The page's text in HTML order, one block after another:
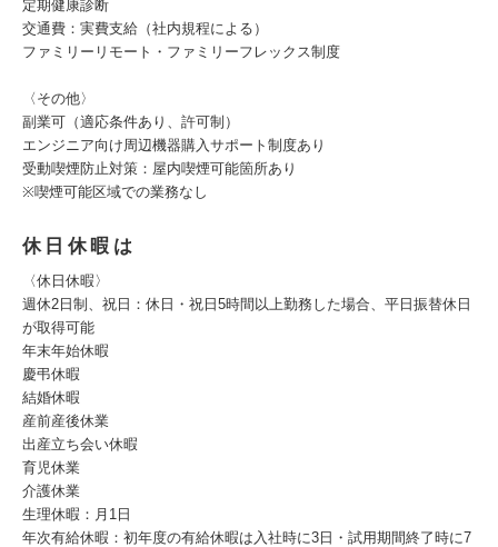
定期健康診断
交通費：実費支給（社内規程による）
ファミリーリモート・ファミリーフレックス制度
〈その他〉
副業可（適応条件あり、許可制）
エンジニア向け周辺機器購入サポート制度あり
受動喫煙防止対策：屋内喫煙可能箇所あり
※喫煙可能区域での業務なし
休日休暇は
〈休日休暇〉
週休2日制、祝日：休日・祝日5時間以上勤務した場合、平日振替休日
が取得可能
年末年始休暇
慶弔休暇
結婚休暇
産前産後休業
出産立ち会い休暇
育児休業
介護休業
生理休暇：月1日
年次有給休暇：初年度の有給休暇は入社時に3日・試用期間終了時に7